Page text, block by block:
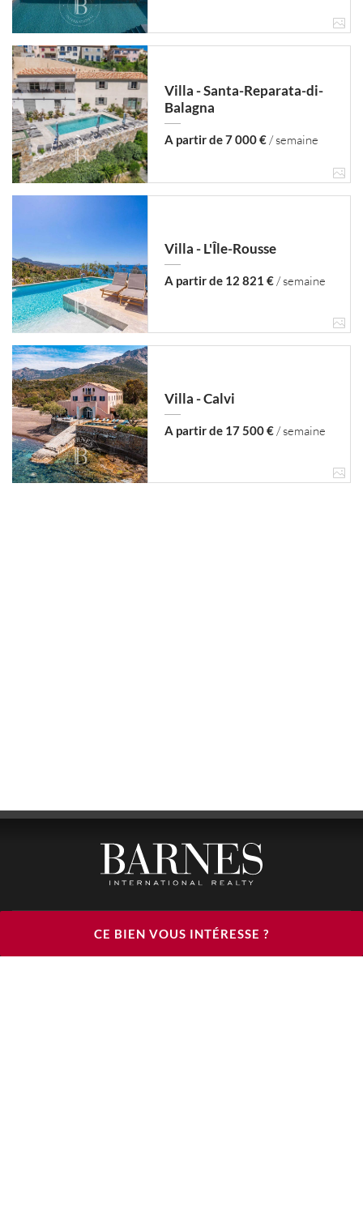
CE BIEN VOUS INTÉRESSE ?
Villa - Santa-Reparata-di-
Balagna
A partir de 7 000 € / semaine
Villa - L'Île-Rousse
A partir de 12 821 €/ semaine
Villa - Calvi
A partir de 17 500 €/ semaine
BARNES LUXURY RENTALS - HEAD OFFICE